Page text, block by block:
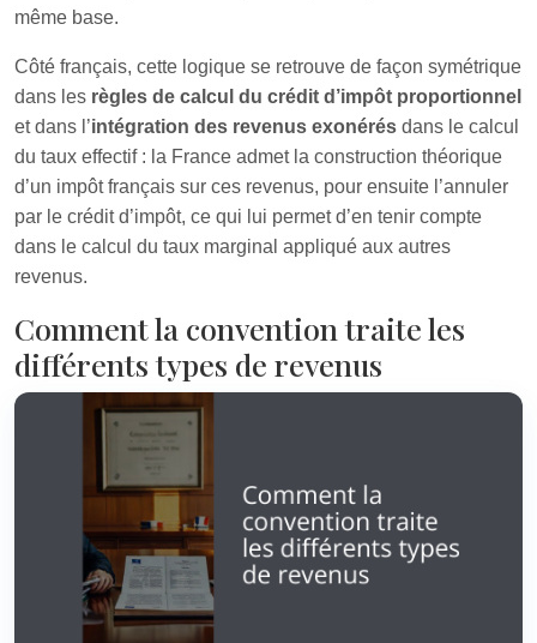
même base.
Côté français, cette logique se retrouve de façon symétrique
dans les règles de calcul du crédit d’impôt proportionnel
et dans l’intégration des revenus exonérés dans le calcul
du taux effectif : la France admet la construction théorique
d’un impôt français sur ces revenus, pour ensuite l’annuler
par le crédit d’impôt, ce qui lui permet d’en tenir compte
dans le calcul du taux marginal appliqué aux autres
revenus.
Comment la convention traite les
différents types de revenus